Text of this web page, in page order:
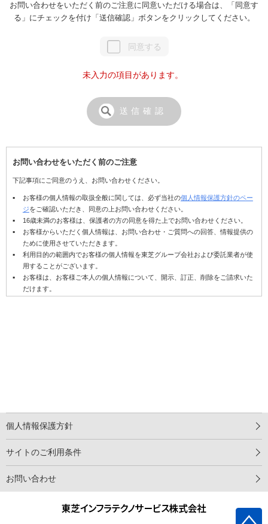
お問い合わせをいただく前のご注意に同意いただける場合は、「同意す
る」にチェックを付け「送信確認」ボタンをクリックしてください。
同意する
未入力の項目があります。
お問い合わせをいただく前のご注意
下記事項にご同意のうえ、お問い合わせください。
お客様の個人情報の取扱全般に関しては、必ず当社の個人情報保護方針のペー
ジをご確認いただき、同意の上お問い合わせください。
16歳未満のお客様は、保護者の方の同意を得た上でお問い合わせください。
お客様からいただく個人情報は、お問い合わせ・ご質問への回答、情報提供の
ために使用させていただきます。
利用目的の範囲内でお客様の個人情報を東芝グループ会社および委託業者が使
用することがございます。
お客様は、お客様ご本人の個人情報について、開示、訂正、削除をご請求いた
だけます。
東芝インフラテクノサービス株式会社
個人情報保護方針
サイトのご利用条件
お問い合わせ